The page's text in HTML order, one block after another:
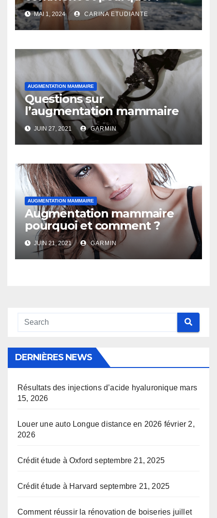
MAI 1, 2024 CARINA ETUDIANTE
AUGMENTATION MAMMAIRE
Questions sur
l’augmentation mammaire
JUIN 27, 2021 GARMIN
AUGMENTATION MAMMAIRE
Augmentation mammaire
pourquoi et comment ?
JUIN 21, 2021 GARMIN
DERNIÈRES NEWS
Résultats des injections d’acide hyaluronique mars
15, 2026
Louer une auto Longue distance en 2026 février 2,
2026
Crédit étude à Oxford septembre 21, 2025
Crédit étude à Harvard septembre 21, 2025
Comment réussir la rénovation de boiseries juillet